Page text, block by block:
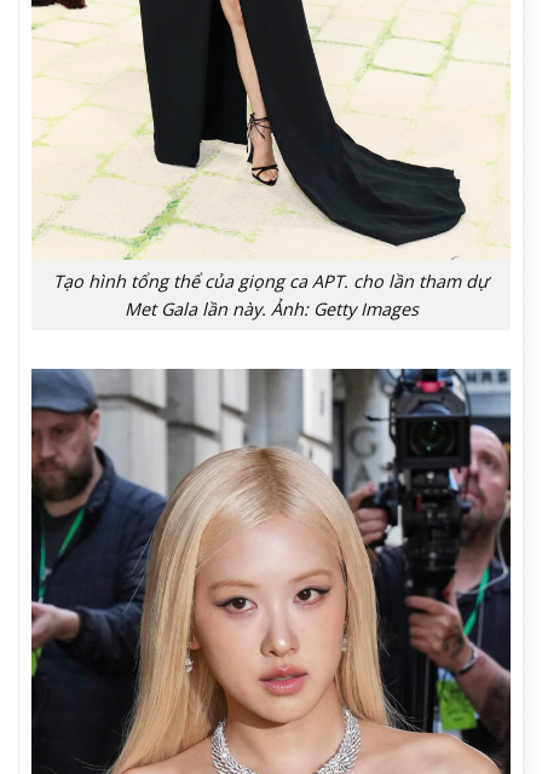
Tạo hình tổng thể của giọng ca APT. cho lần tham dự
Met Gala lần này. Ảnh: Getty Images